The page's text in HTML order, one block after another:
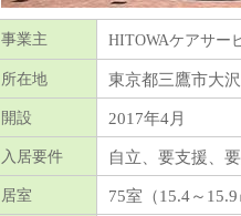
事業主 HITOWAケアサー
所在地 東京都三鷹市大
開設 2017年4月
入居要件 自立、要支援、
居室 75室（15.4～15.9